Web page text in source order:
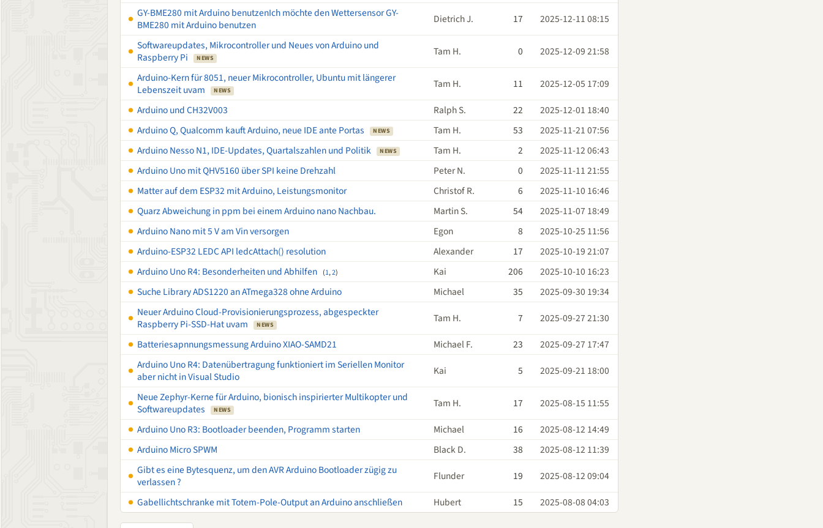
GY-BME280 mit Arduino benutzenIch möchte den Wettersensor GY-
BME280 mit Arduino benutzen
Dietrich J. 17
2025-12-11 08:15
Softwareupdates, Mikrocontroller und Neues von Arduino und
Raspberry Pi
NEWS Tam H. 0
2025-12-09 21:58
Arduino-Kern für 8051, neuer Mikrocontroller, Ubuntu mit längerer
Lebenszeit uvam
NEWS Tam H. 11
2025-12-05 17:09
Arduino und CH32V003
Ralph S. 22
2025-12-01 18:40
Arduino Q, Qualcomm kauft Arduino, neue IDE ante Portas
NEWS Tam H. 53
2025-11-21 07:56
Arduino Nesso N1, IDE-Updates, Quartalszahlen und Politik
NEWS Tam H. 2
2025-11-12 06:43
Arduino Uno mit QHV5160 über SPI keine Drehzahl
Peter N. 0
2025-11-11 21:55
Matter auf dem ESP32 mit Arduino, Leistungsmonitor
Christof R. 6
2025-11-10 16:46
Quarz Abweichung in ppm bei einem Arduino nano Nachbau.
Martin S. 54
2025-11-07 18:49
Arduino Nano mit 5 V am Vin versorgen
Egon 8
2025-10-25 11:56
Arduino-ESP32 LEDC API ledcAttach() resolution
Alexander 17
2025-10-19 21:07
Arduino Uno R4: Besonderheiten und Abhilfen (1,2) Kai 206
2025-10-10 16:23
Suche Library ADS1220 an ATmega328 ohne Arduino
Michael 35
2025-09-30 19:34
Neuer Arduino Cloud-Provisionierungsprozess, abgespeckter
Raspberry Pi-SSD-Hat uvam
NEWS Tam H. 7
2025-09-27 21:30
Batteriesapnnungsmessung Arduino XIAO-SAMD21
Michael F. 23
2025-09-27 17:47
Arduino Uno R4: Datenübertragung funktioniert im Seriellen Monitor
aber nicht in Visual Studio
Kai 5
2025-09-21 18:00
Neue Zephyr-Kerne für Arduino, bionisch inspirierter Multikopter und
Softwareupdates
NEWS Tam H. 17
2025-08-15 11:55
Arduino Uno R3: Bootloader beenden, Programm starten
Michael 16
2025-08-12 14:49
Arduino Micro SPWM
Black D. 38
2025-08-12 11:39
Gibt es eine Bytesquenz, um den AVR Arduino Bootloader zügig zu
verlassen ?
Flunder 19
2025-08-12 09:04
Gabellichtschranke mit Totem-Pole-Output an Arduino anschließen
Hubert 15 2025-08-08 04:03